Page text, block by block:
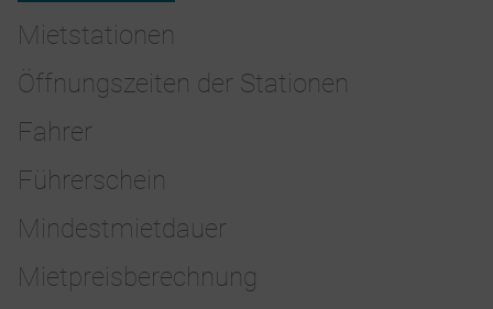
Mietstationen
Öffnungszeiten der Stationen
Fahrer
Führerschein
Mindestmietdauer
Mietpreisberechnung